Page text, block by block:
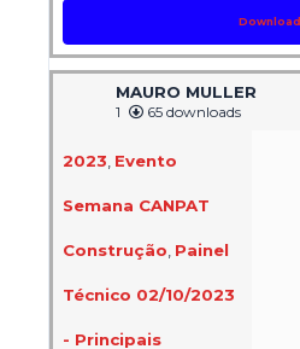
Download
MAURO MULLER
1 65 downloads
2023 Evento
Semana CANPAT
Construção Painel
Técnico 02/10/2023
- Principais